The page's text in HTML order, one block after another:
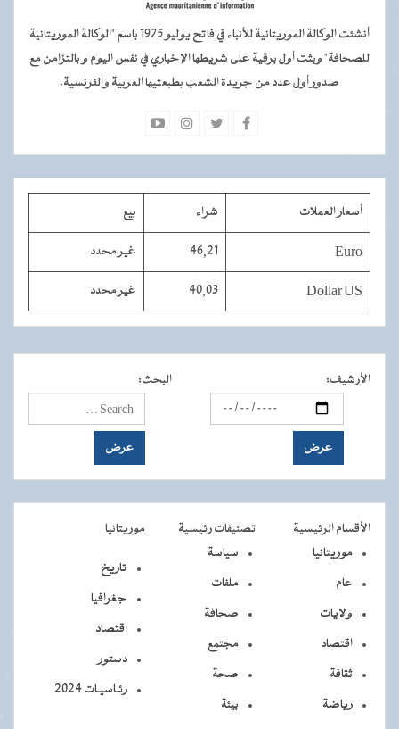
أنشئت الوكالة الموريتانية للأنباء في فاتح يوليو 1975 باسم "الوكالة الموريتانية
للصحافة" وبثت أول برقية على شريطها الإخباري في نفس اليوم و بالتزامن مع
صدور أول عدد من جريدة الشعب بطبعتيها العربية والفرنسية.
أسعار العملات شراء بيع
Euro
46,21 غير محدد
Dollar US
40,03 غير محدد
الأرشيف: البحث:
الأقسام الرئيسية تصنيفات رئيسية
موريتانيا
موريتانيا
عام
ولايات
اقتصاد
ثقافة
رياضة
سياسة
ملفات
صحافة
مجتمع
صحة
بيئة
تاريخ
جغرافيا
اقتصاد
دستور
رئـاسيـات 2024